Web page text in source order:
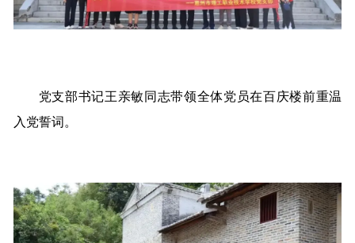
党支部书记王亲敏同志带领全体党员在百庆楼前重温
入党誓词。